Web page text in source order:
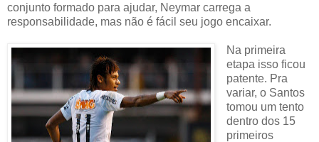
conjunto formado para ajudar, Neymar carrega a
responsabilidade, mas não é fácil seu jogo encaixar.
Na primeira
etapa isso ficou
patente. Pra
variar, o Santos
tomou um tento
dentro dos 15
primeiros